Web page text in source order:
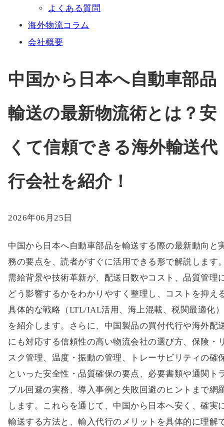
よくある質問
海外物流コラム
会社概要
中国から日本へ自動車部品
輸送の最新物流術とは？安
くて信頼できる海外輸送代
行会社を紹介！
2026年06月25日
中国から日本へ自動車部品を輸送する際の最新動向と
務の要点を、読者がすぐに活用できる形で解説します
需給背景や技術革新が、配送日数やコスト、品質管理
どう影響するかをわかりやすく整理し、コストを抑え
具体的な戦略（LTL/IAL活用、海上混載、税関最適化）
を紹介します。さらに、中国製品の買付代行や海外配
にも対応する信頼性の高い物流会社の選び方、保険・
スク管理、温度・振動の管理、トレーサビリティの確
といった安全性・品質確保の要点、必要書類や通関ト
ブル回避の実務、導入事例と失敗回避のヒントまで網
します。これらを通じて、中国から日本へ安く、確実
輸送する方法と、輸入代行のメリットを具体的に理解